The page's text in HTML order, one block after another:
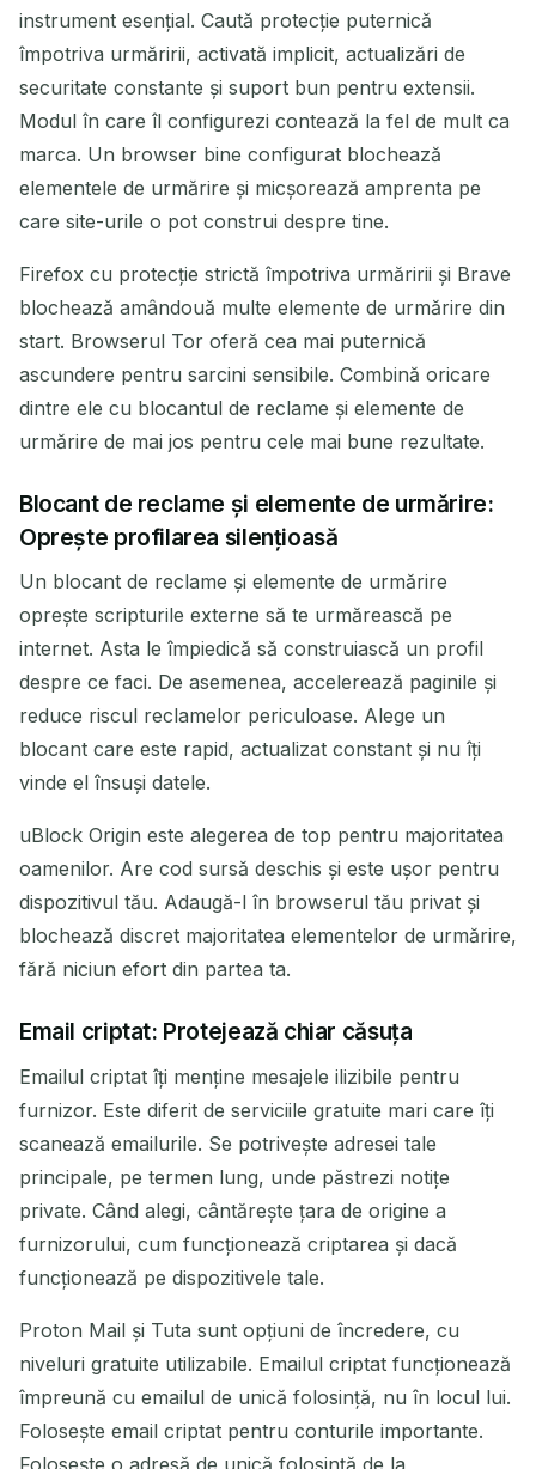
instrument esențial. Caută protecție puternică
împotriva urmăririi, activată implicit, actualizări de
securitate constante și suport bun pentru extensii.
Modul în care îl configurezi contează la fel de mult ca
marca. Un browser bine configurat blochează
elementele de urmărire și micșorează amprenta pe
care site-urile o pot construi despre tine.
Firefox cu protecție strictă împotriva urmăririi și Brave
blochează amândouă multe elemente de urmărire din
start. Browserul Tor oferă cea mai puternică
ascundere pentru sarcini sensibile. Combină oricare
dintre ele cu blocantul de reclame și elemente de
urmărire de mai jos pentru cele mai bune rezultate.
Blocant de reclame și elemente de urmărire:
Oprește profilarea silențioasă
Un blocant de reclame și elemente de urmărire
oprește scripturile externe să te urmărească pe
internet. Asta le împiedică să construiască un profil
despre ce faci. De asemenea, accelerează paginile și
reduce riscul reclamelor periculoase. Alege un
blocant care este rapid, actualizat constant și nu îți
vinde el însuși datele.
uBlock Origin este alegerea de top pentru majoritatea
oamenilor. Are cod sursă deschis și este ușor pentru
dispozitivul tău. Adaugă-l în browserul tău privat și
blochează discret majoritatea elementelor de urmărire,
fără niciun efort din partea ta.
Email criptat: Protejează chiar căsuța
Emailul criptat îți menține mesajele ilizibile pentru
furnizor. Este diferit de serviciile gratuite mari care îți
scanează emailurile. Se potrivește adresei tale
principale, pe termen lung, unde păstrezi notițe
private. Când alegi, cântărește țara de origine a
furnizorului, cum funcționează criptarea și dacă
funcționează pe dispozitivele tale.
Proton Mail și Tuta sunt opțiuni de încredere, cu
niveluri gratuite utilizabile. Emailul criptat funcționează
împreună cu emailul de unică folosință, nu în locul lui.
Folosește email criptat pentru conturile importante.
Folosește o adresă de unică folosință de la